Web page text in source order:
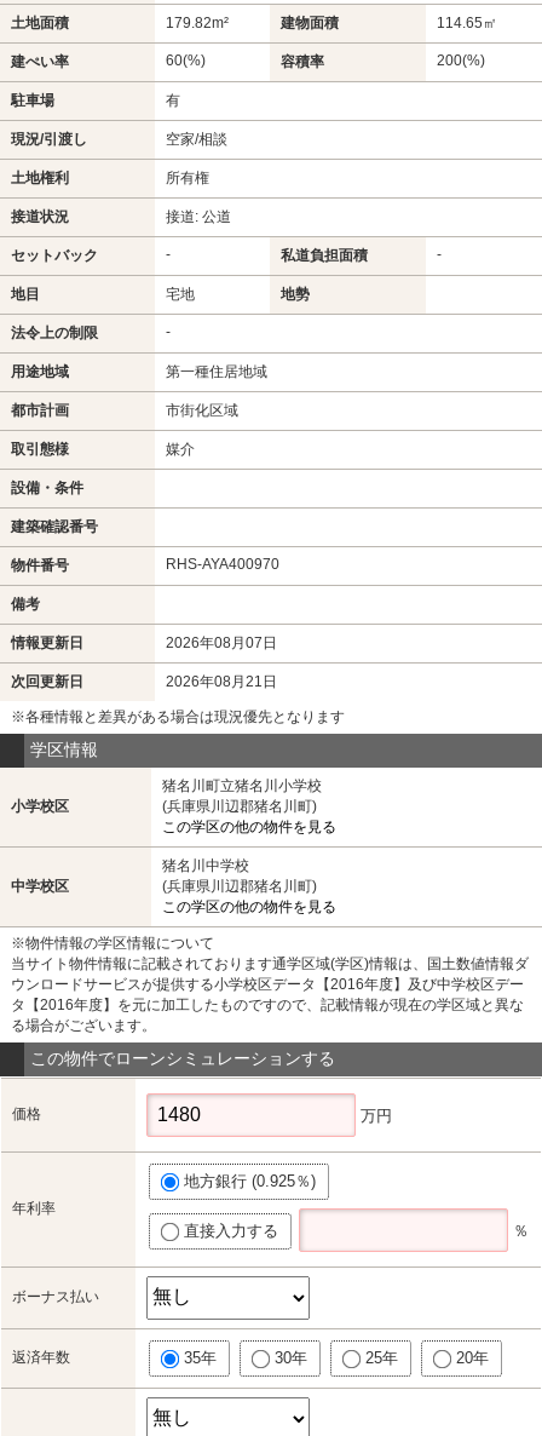
土地面積 179.82m² 建物面積 114.65㎡
建ぺい率 60(%) 容積率 200(%)
駐車場 有
現況/引渡し 空家/相談
土地権利 所有権
接道状況 接道: 公道
セットバック - 私道負担面積 -
地目 宅地 地勢
法令上の制限 -
用途地域 第一種住居地域
都市計画 市街化区域
取引態様 媒介
設備・条件
建築確認番号
物件番号 RHS-AYA400970
備考
情報更新日 2026年08月07日
次回更新日 2026年08月21日
※各種情報と差異がある場合は現況優先となります
学区情報
小学校区
猪名川町立猪名川小学校
(兵庫県川辺郡猪名川町)
この学区の他の物件を見る
中学校区
猪名川中学校
(兵庫県川辺郡猪名川町)
この学区の他の物件を見る
※物件情報の学区情報について
当サイト物件情報に記載されております通学区域(学区)情報は、国土数値情報ダ
ウンロードサービスが提供する小学校区データ【2016年度】及び中学校区デー
タ【2016年度】を元に加工したものですので、記載情報が現在の学区域と異な
る場合がございます。
この物件でローンシミュレーションする
価格 万円
年利率
地方銀行 (0.925％)
直接入力する ％
ボーナス払い
返済年数 35年 30年 25年 20年